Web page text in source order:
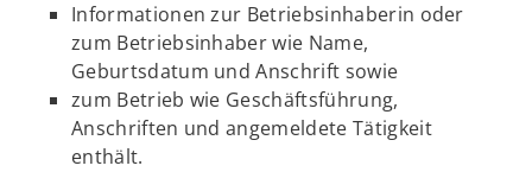
Informationen zur Betriebsinhaberin oder
zum Betriebsinhaber wie Name,
Geburtsdatum und Anschrift sowie
zum Betrieb wie Geschäftsführung,
Anschriften und angemeldete Tätigkeit
enthält.